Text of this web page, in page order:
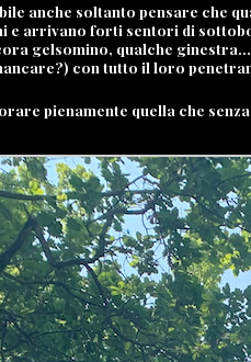
anche soltanto pensare che
e arrivano forti sentori di
gelsomino, qualche
con tutto il loro
pienamente quella che senza